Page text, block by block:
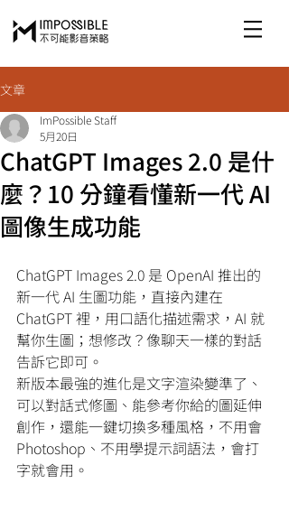
文章
ChatGPT Images 2.0 是什
麼？10 分鐘看懂新一代 AI
圖像生成功能
ImPossible Staff
5月20日
ChatGPT Images 2.0 是 OpenAI 推出的
新一代 AI 生圖功能，直接內建在
ChatGPT 裡，用口語化描述需求，AI 就
幫你生圖；想修改？像聊天一樣的對話
告訴它即可。
新版本最強的進化是文字渲染變準了、
可以對話式修圖、能參考你給的圖延伸
創作，還能一鍵切換多種風格，不用會
Photoshop、不用學提示詞語法，會打
字就會用。